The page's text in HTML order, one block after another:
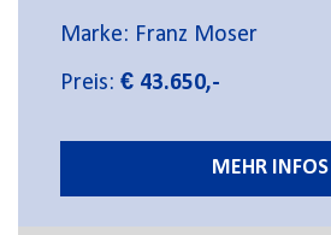
Marke: Franz Moser
Preis: € 43.650,-
MEHR INFOS